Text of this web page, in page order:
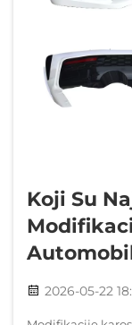
Koji Su
2026-05-22